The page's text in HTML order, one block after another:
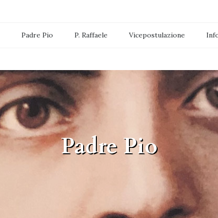
Padre Pio P. Raffaele Vicepostulazione
Padre Pio